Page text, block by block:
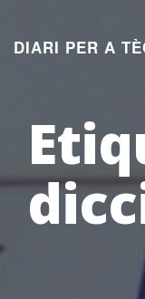
contingut
DIARI PER A